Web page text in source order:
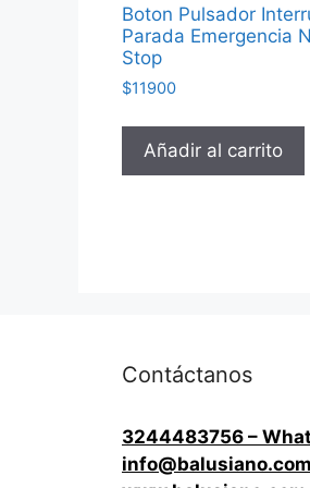
Boton Pulsador
Parada Emergencia
Stop
$11900
Añadir al carrito
Contáctanos
3244483756 –